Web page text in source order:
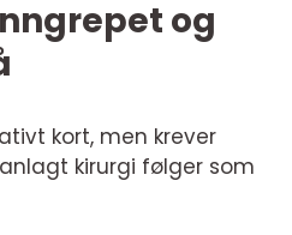
og
kort, men krever
kirurgi følger som